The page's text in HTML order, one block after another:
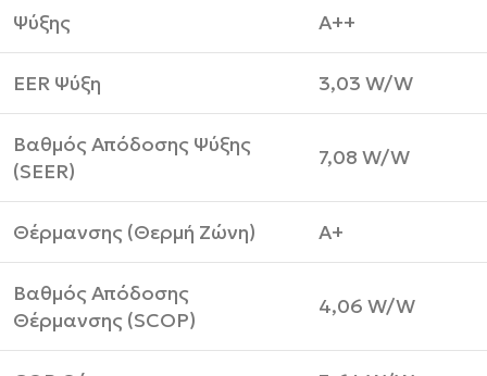
Ψύξης A++
EER Ψύξη 3,03 W/W
Βαθμός Απόδοσης Ψύξης
(SEER)
7,08 W/W
Θέρμανσης (Θερμή Ζώνη) A+
Βαθμός Απόδοσης
Θέρμανσης (SCOP)
4,06 W/W